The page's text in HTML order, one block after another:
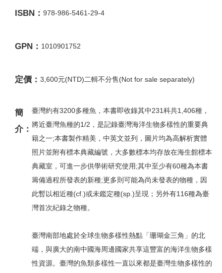
ISBN： 978-986-5461-29-4
GPN： 1010901752
定價： 3,600元(NTD)二輯不分售(Not for sale separately)
簡
介：
臺灣約有3200多種魚，本書即收錄其中231科共1,406種，
將近臺灣魚種的1/2，是記錄臺灣海洋生物多樣性的重要典
籍之一;本書製作精美，中英文並列，圖片均為高解析實體
照片並附有標本典藏編號，大多數標本均存放在海生館標本
典藏室，可進一步供學術研究使用;其中至少有60種為本書
籌備過程所發表的新種;更多則可能為尚未發表的物種，因
此暫以相近種(cf.)或未鑑定種(sp.)呈現；另外有116種為臺
灣首次紀錄之物種。
臺灣南部地處於全球生物多樣性熱點「珊瑚金三角」的北
端，與廣大的南中國海周邊國家共享這豐富的海洋生物多樣
性資源。臺灣的魚類多樣性一直以來都是臺灣生物多樣性的